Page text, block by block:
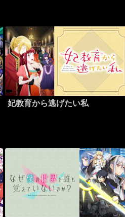
妃教育から逃げたい私